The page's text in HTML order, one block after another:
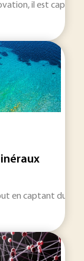
il est
en captant du